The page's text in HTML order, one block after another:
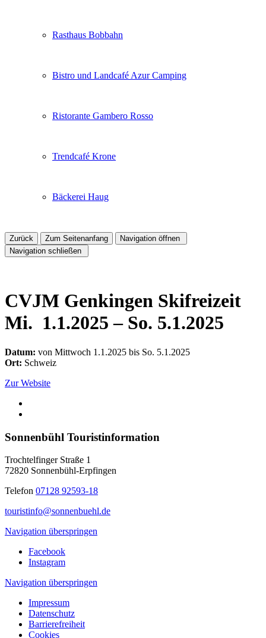
Rasthaus Bobbahn
Bistro und Landcafé Azur Camping
Ristorante Gambero Rosso
Trendcafé Krone
Bäckerei Haug
Zurück Zum Seitenanfang
Navigation öffnen
Navigation schließen
CVJM Genkingen Skifreizeit
Mi. 1.1.2025 – So. 5.1.2025
Datum: von Mittwoch 1.1.2025 bis So. 5.1.2025
Ort: Schweiz
Zur Website
Sonnenbühl Touristinformation
Trochtelfinger Straße 1
72820 Sonnenbühl-Erpfingen
Telefon 07128 92593-18
touristinfo@sonnenbuehl.de
Navigation überspringen
Facebook
Instagram
Navigation überspringen
Impressum
Datenschutz
Barrierefreiheit
Cookies